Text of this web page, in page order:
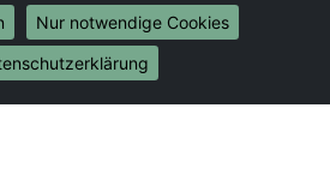
nach Brasilien
nach Brunei Darussalam
Nur notwendige Cookies